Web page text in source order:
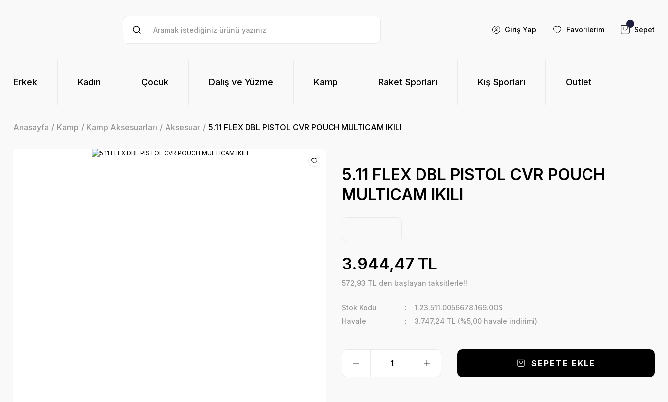
Giriş Yap Favorilerim Sepet
Erkek Kadın Çocuk Dalış ve Yüzme Kamp Raket Sporları Kış Sporları Outlet
Anasayfa Kamp Kamp Aksesuarları Aksesuar 5.11 FLEX DBL PISTOL CVR POUCH MULTICAM IKILI
5.11 FLEX DBL PISTOL CVR POUCH
MULTICAM IKILI
3.944,47 TL
572,93 TL den başlayan taksitlerle!!
Stok Kodu
1.23.511.0056678.169.0OS
Havale
3.747,24 TL (%5,00 havale indirimi)
SEPETE EKLE